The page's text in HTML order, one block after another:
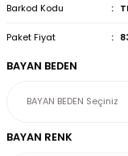
& Büstiyer Takım
Barkod Kodu
Paket Fiyat
BAYAN BEDEN
BAYAN RENK